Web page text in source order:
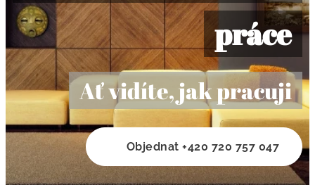
práce
Ať vidíte, jak pracuji
☎️ Objednat +420 720 757 047